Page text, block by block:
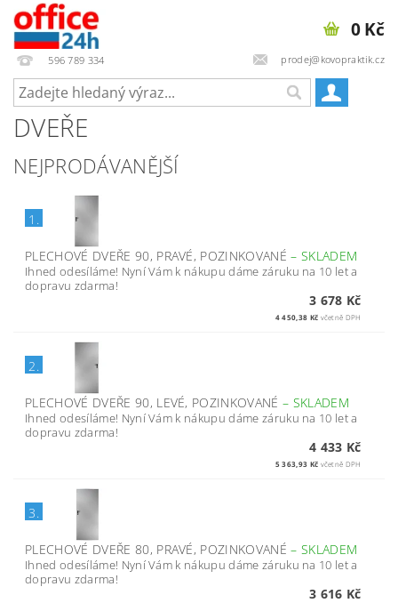
596 789 334 prodej@kovopraktik.cz
0 Kč
DVEŘE
NEJPRODÁVANĚJŠÍ
1.
PLECHOVÉ DVEŘE 90, PRAVÉ, POZINKOVANÉ– SKLADEM
Ihned odesíláme! Nyní Vám k nákupu dáme záruku na 10 let a
dopravu zdarma!
3 678 Kč
4 450,38 Kč včetně DPH
2.
PLECHOVÉ DVEŘE 90, LEVÉ, POZINKOVANÉ – SKLADEM
Ihned odesíláme! Nyní Vám k nákupu dáme záruku na 10 let a
dopravu zdarma!
4 433 Kč
5 363,93 Kč včetně DPH
3.
PLECHOVÉ DVEŘE 80, PRAVÉ, POZINKOVANÉ– SKLADEM
Ihned odesíláme! Nyní Vám k nákupu dáme záruku na 10 let a
dopravu zdarma!
3 616 Kč